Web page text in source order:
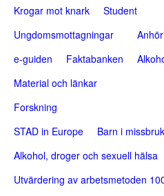
s
h
n
a
v
Krogar mot knark
Student
Ungdomsmottagningar
e-guiden
Faktabanken
Material och länkar
Forskning
STAD in Europe
Barn i
Alkohol, droger och sexuell hälsa
Utvärdering av arbetsmetoden